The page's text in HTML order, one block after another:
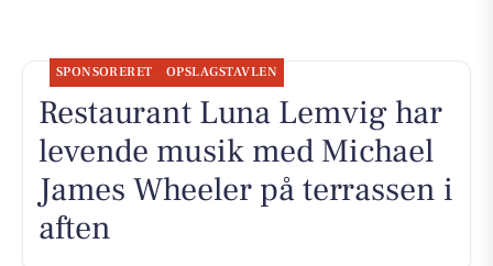
SPONSORERET OPSLAGSTAVLEN
Restaurant Luna Lemvig har
levende musik med Michael
James Wheeler på terrassen i
aften